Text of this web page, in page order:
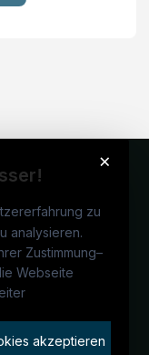
×
zu
analysieren.
Zustimmung–
Webseite
akzeptieren